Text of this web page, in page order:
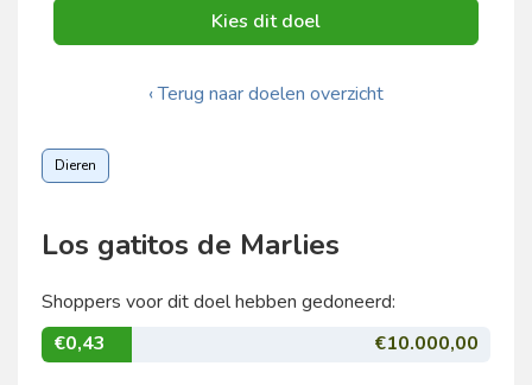
Kies dit doel
‹ Terug naar doelen overzicht
Dieren
Los gatitos de Marlies
Shoppers voor dit doel hebben gedoneerd:
€0,43
€10.000,00